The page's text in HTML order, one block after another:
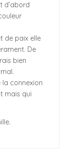
d’abord
de paix elle
De
bien
la connexion
mais qui